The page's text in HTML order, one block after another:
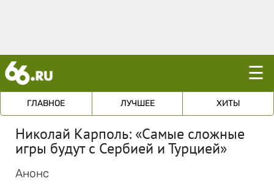
☰
ГЛАВНОЕ ЛУЧШЕЕ ХИТЫ
Николай Карполь: «Самые сложные
игры будут с Сербией и Турцией»
Анонс